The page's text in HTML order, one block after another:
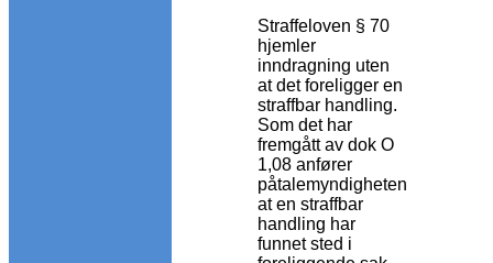
Straffeloven § 70
hjemler
inndragning uten
at det foreligger en
straffbar handling.
Som det har
fremgått av dok O
1,08 anfører
påtalemyndigheten
at en straffbar
handling har
funnet sted i